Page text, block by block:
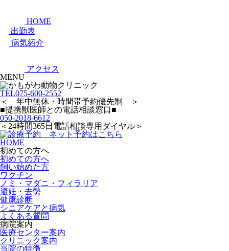
HOME
出勤表
病気紹介
アクセス
MENU
TEL075-600-2552
＜ 年中無休・時間帯予約優先制 ＞
■提携獣医師との電話相談窓口■
050-2018-6612
＜24時間365日電話相談専用ダイヤル＞
HOME
初めての方へ
初めての方へ
飼い始めた方
ワクチン
ノミ・マダニ・フィラリア
避妊・去勢
健康診断
シニアケアと病気
よくある質問
病院案内
医療センター案内
クリニック案内
当院の特徴